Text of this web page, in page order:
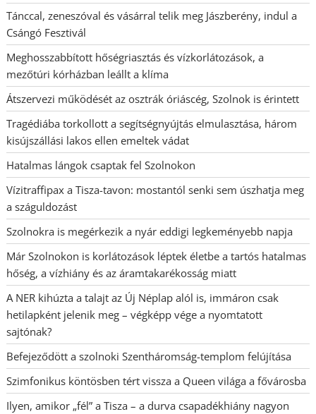
Tánccal, zeneszóval és vásárral telik meg Jászberény, indul a
Csángó Fesztivál
Meghosszabbított hőségriasztás és vízkorlátozások, a
mezőtúri kórházban leállt a klíma
Átszervezi működését az osztrák óriáscég, Szolnok is érintett
Tragédiába torkollott a segítségnyújtás elmulasztása, három
kisújszállási lakos ellen emeltek vádat
Hatalmas lángok csaptak fel Szolnokon
Vízitraffipax a Tisza-tavon: mostantól senki sem úszhatja meg
a száguldozást
Szolnokra is megérkezik a nyár eddigi legkeményebb napja
Már Szolnokon is korlátozások léptek életbe a tartós hatalmas
hőség, a vízhiány és az áramtakarékosság miatt
A NER kihúzta a talajt az Új Néplap alól is, immáron csak
hetilapként jelenik meg – végképp vége a nyomtatott
sajtónak?
Befejeződött a szolnoki Szentháromság-templom felújítása
Szimfonikus köntösben tért vissza a Queen világa a fővárosba
Ilyen, amikor „fél” a Tisza – a durva csapadékhiány nagyon